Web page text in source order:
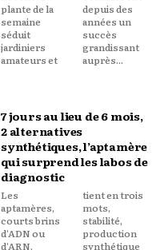
plante de la
semaine
séduit
jardiniers
amateurs et
depuis des
années un
succès
grandissant
auprès...
7 jours au lieu de 6 mois,
2 alternatives
synthétiques, l’aptamère
qui surprend les labos de
diagnostic
Les
aptamères,
courts brins
d'ADN ou
d'ARN,
tient en trois
mots,
stabilité,
production
synthétique